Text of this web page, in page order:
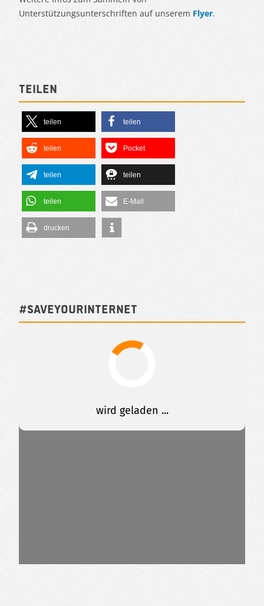
Unterstützungsunterschriften auf unserem Flyer.
Teilen
teilen teilen
teilen Pocket
teilen teilen
teilen E-Mail
drucken
#SAVEYOURINTERNET